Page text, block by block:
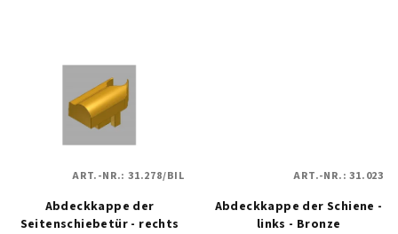
Abdeckkappe der
Seitenschiebetür - rechts
ART.-NR.: 31.278/BIL
Abdeckkappe der Schiene -
links - Bronze
ART.-NR.:31.023